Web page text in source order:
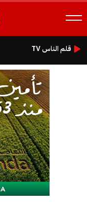
قلم الناس TV